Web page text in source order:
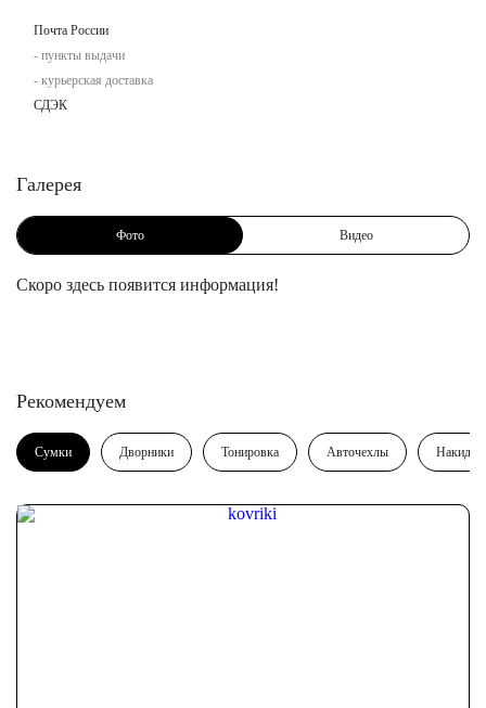
Почта России
- пункты выдачи
- курьерская доставка
СДЭК
Галерея
Фото Видео
Скоро здесь появится информация!
Рекомендуем
Сумки Дворники Тонировка Авточехлы Накидки